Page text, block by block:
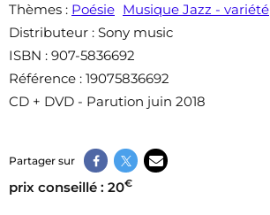
Thèmes : Poésie Musique Jazz - variété
Distributeur : Sony music
ISBN : 907-5836692
Référence : 19075836692
CD + DVD - Parution juin 2018
Partager sur
prix conseillé : 20€